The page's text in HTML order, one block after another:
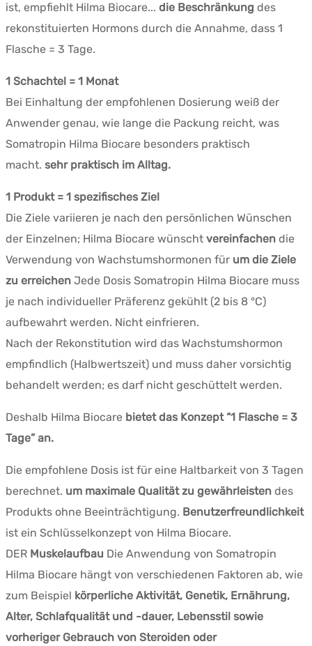
ist, empfiehlt Hilma Biocare... die Beschränkung des
rekonstituierten Hormons durch die Annahme, dass 1
Flasche = 3 Tage.
1 Schachtel = 1 Monat
Bei Einhaltung der empfohlenen Dosierung weiß der
Anwender genau, wie lange die Packung reicht, was
Somatropin Hilma Biocare besonders praktisch
macht. sehr praktisch im Alltag.
1 Produkt = 1 spezifisches Ziel
Die Ziele variieren je nach den persönlichen Wünschen
der Einzelnen; Hilma Biocare wünscht vereinfachen die
Verwendung von Wachstumshormonen für um die Ziele
zu erreichen Jede Dosis Somatropin Hilma Biocare muss
je nach individueller Präferenz gekühlt (2 bis 8 °C)
aufbewahrt werden. Nicht einfrieren.
Nach der Rekonstitution wird das Wachstumshormon
empfindlich (Halbwertszeit) und muss daher vorsichtig
behandelt werden; es darf nicht geschüttelt werden.
Deshalb Hilma Biocare bietet das Konzept “1 Flasche = 3
Tage” an.
Die empfohlene Dosis ist für eine Haltbarkeit von 3 Tagen
berechnet. um maximale Qualität zu gewährleisten des
Produkts ohne Beeinträchtigung. Benutzerfreundlichkeit
ist ein Schlüsselkonzept von Hilma Biocare.
DER Muskelaufbau Die Anwendung von Somatropin
Hilma Biocare hängt von verschiedenen Faktoren ab, wie
zum Beispiel körperliche Aktivität, Genetik, Ernährung,
Alter, Schlafqualität und -dauer, Lebensstil sowie
vorheriger Gebrauch von Steroiden oder